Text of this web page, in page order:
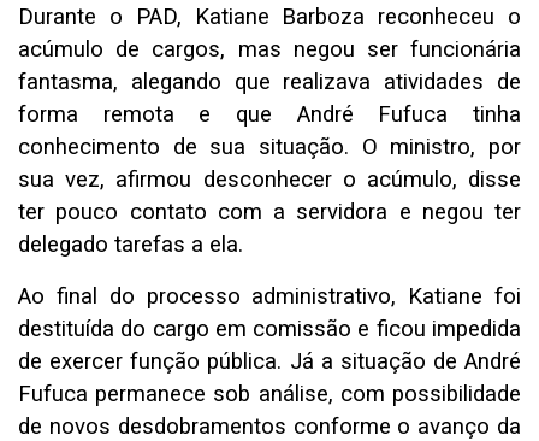
Durante o PAD, Katiane Barboza reconheceu o
acúmulo de cargos, mas negou ser funcionária
fantasma, alegando que realizava atividades de
forma remota e que André Fufuca tinha
conhecimento de sua situação. O ministro, por
sua vez, afirmou desconhecer o acúmulo, disse
ter pouco contato com a servidora e negou ter
delegado tarefas a ela.
Ao final do processo administrativo, Katiane foi
destituída do cargo em comissão e ficou impedida
de exercer função pública. Já a situação de André
Fufuca permanece sob análise, com possibilidade
de novos desdobramentos conforme o avanço da